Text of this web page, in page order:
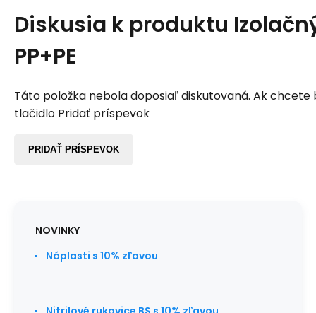
Diskusia k produktu
PP+PE
Táto položka nebola doposiaľ diskutovaná. Ak chcete
tlačidlo Pridať príspevok
PRIDAŤ PRÍSPEVOK
NOVINKY
Náplasti s 10% zľavou